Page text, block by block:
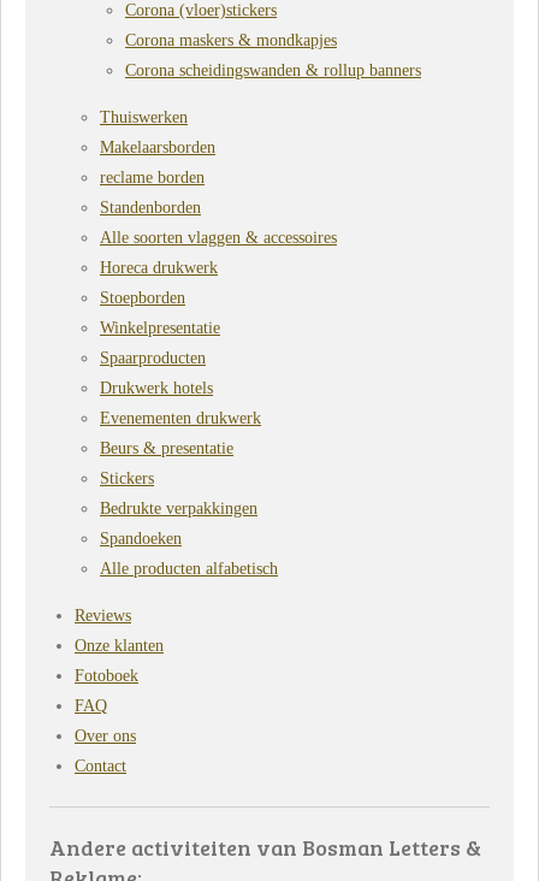
Corona (vloer)stickers
Corona maskers & mondkapjes
Corona scheidingswanden & rollup banners
Thuiswerken
Makelaarsborden
reclame borden
Standenborden
Alle soorten vlaggen & accessoires
Horeca drukwerk
Stoepborden
Winkelpresentatie
Spaarproducten
Drukwerk hotels
Evenementen drukwerk
Beurs & presentatie
Stickers
Bedrukte verpakkingen
Spandoeken
Alle producten alfabetisch
Reviews
Onze klanten
Fotoboek
FAQ
Over ons
Contact
Andere activiteiten van Bosman Letters &